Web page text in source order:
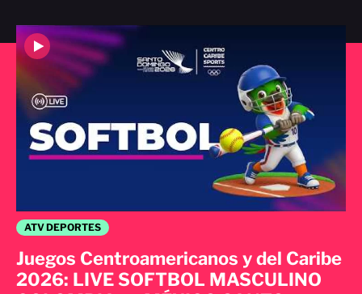
ATV DEPORTES
Juegos Centroamericanos y del Caribe
2026: LIVE SOFTBOL MASCULINO